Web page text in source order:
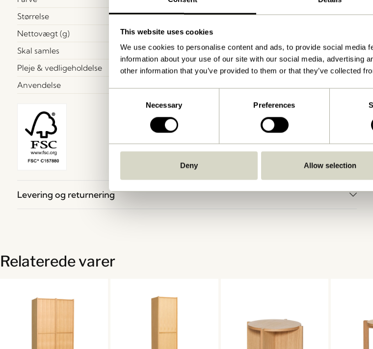
This website uses cookies
We use cookies to personalise content and ads, to provide social media
information about your use of our site with our social media, advertising
other information that you’ve provided to them or that they’ve collected
Necessary Preferences
Deny Allow selection
Størrelse
100x42xh140cm
Nettovægt (g)
Skal samles
Nej
Pleje & vedligeholdelse
Se vejledning
Anvendelse
Levering og returnering
Relaterede varer